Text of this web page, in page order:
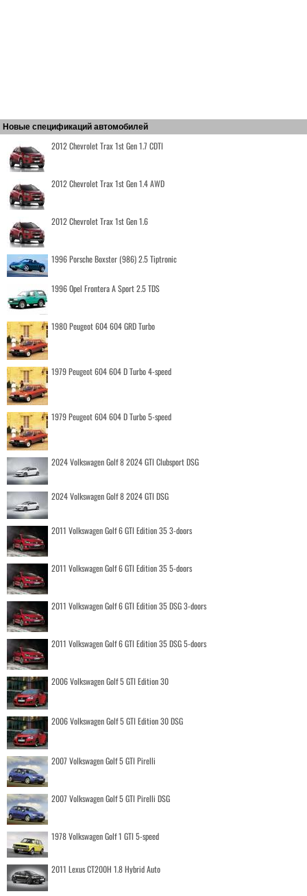
Новые спецификаций автомобилей
2012 Chevrolet Trax 1st Gen 1.7 CDTI
2012 Chevrolet Trax 1st Gen 1.4 AWD
2012 Chevrolet Trax 1st Gen 1.6
1996 Porsche Boxster (986) 2.5 Tiptronic
1996 Opel Frontera A Sport 2.5 TDS
1980 Peugeot 604 604 GRD Turbo
1979 Peugeot 604 604 D Turbo 4-speed
1979 Peugeot 604 604 D Turbo 5-speed
2024 Volkswagen Golf 8 2024 GTI Clubsport DSG
2024 Volkswagen Golf 8 2024 GTI DSG
2011 Volkswagen Golf 6 GTI Edition 35 3-doors
2011 Volkswagen Golf 6 GTI Edition 35 5-doors
2011 Volkswagen Golf 6 GTI Edition 35 DSG 3-doors
2011 Volkswagen Golf 6 GTI Edition 35 DSG 5-doors
2006 Volkswagen Golf 5 GTI Edition 30
2006 Volkswagen Golf 5 GTI Edition 30 DSG
2007 Volkswagen Golf 5 GTI Pirelli
2007 Volkswagen Golf 5 GTI Pirelli DSG
1978 Volkswagen Golf 1 GTI 5-speed
2011 Lexus CT200H 1.8 Hybrid Auto